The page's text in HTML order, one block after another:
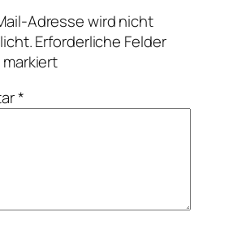
Adresse wird nicht
Erforderliche Felder
markiert
*